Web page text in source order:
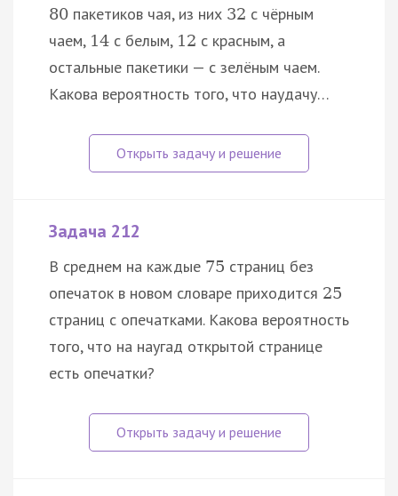
80 пакетиков чая, из них 32 с чёрным
чаем, 14 с белым, 12 с красным, а
остальные пакетики — с зелёным чаем.
Какова вероятность того, что наудачу…
Задача 212
В среднем на каждые 75 страниц без
опечаток в новом словаре приходится 25
страниц с опечатками. Какова вероятность
того, что на наугад открытой странице
есть опечатки?